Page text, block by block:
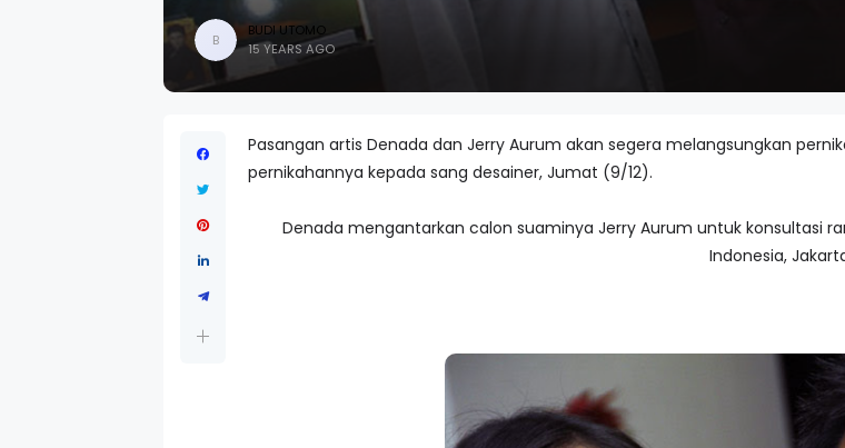
B
BUDI UTOMO
15 YEARS AGO
Pasangan artis Denada dan Jerry Aurum akan segera melangsungkan
pernikahannya kepada sang desainer, Jumat (9/12).
Denada mengantarkan calon suaminya Jerry Aurum untuk konsultasi
Indonesia,